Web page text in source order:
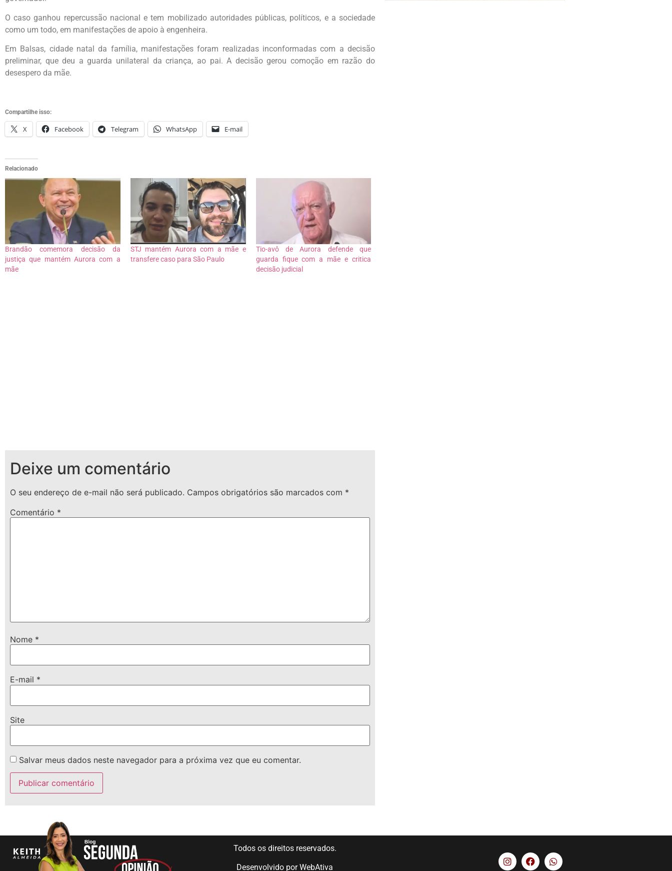
O caso ganhou repercussão nacional e tem mobilizado autoridades públicas, políticos, e a sociedade
como um todo, em manifestações de apoio à engenheira.
Em Balsas, cidade natal da família, manifestações foram realizadas inconformadas com a decisão
preliminar, que deu a guarda unilateral da criança, ao pai. A decisão gerou comoção em razão do
desespero da mãe.
Compartilhe isso:
X Facebook Telegram WhatsApp E-mail
Relacionado
Brandão comemora decisão da
justiça que mantém Aurora com a
mãe
STJ mantém Aurora com a mãe e
transfere caso para São Paulo
Tio-avô de Aurora defende que
guarda fique com a mãe e critica
decisão judicial
Deixe um comentário
O seu endereço de e-mail não será publicado. Campos obrigatórios são marcados com *
Comentário *
Nome *
E-mail *
Site
Salvar meus dados neste navegador para a próxima vez que eu comentar.
Todos os direitos reservados.
Desenvolvido porWebAtiva